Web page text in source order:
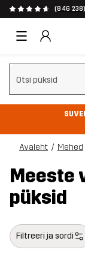
(846 238)
Tühjenda otsing
Avaleht Mehed
Meeste
püksid
Filtreeri ja sordi